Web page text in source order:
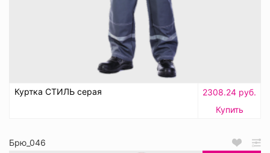
Куртка СТИЛЬ серая
2308.24 руб.
Купить
Брю_046